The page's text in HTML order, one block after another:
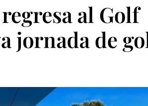
al Golf
jornada de